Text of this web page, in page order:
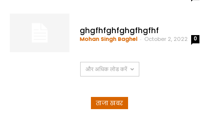
ghgfhfghfghgfhgfhf
Mohan Singh Baghel - October 2, 2022 0
और अधिक लोड करें